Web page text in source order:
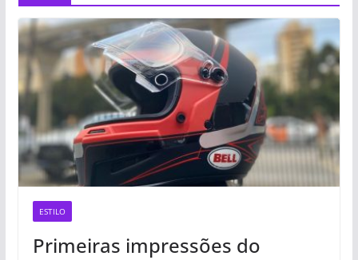
ESTILO
Primeiras impressões do